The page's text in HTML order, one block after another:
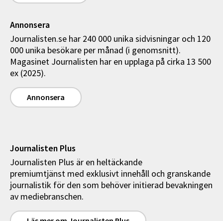
Annonsera
Journalisten.se har 240 000 unika sidvisningar och 120
000 unika besökare per månad (i genomsnitt).
Magasinet Journalisten har en upplaga på cirka 13 500
ex (2025).
Annonsera
Journalisten Plus
Journalisten Plus är en heltäckande
premiumtjänst med exklusivt innehåll och granskande
journalistik för den som behöver initierad bevakningen
av mediebranschen.